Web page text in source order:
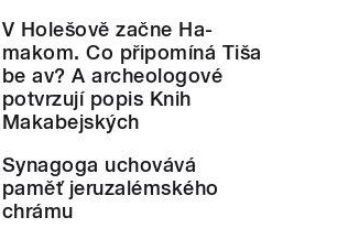
V Holešově začne Ha-
makom. Co připomíná Tiša
be av? A archeologové
potvrzují popis Knih
Makabejských
Synagoga uchovává
paměť jeruzalémského
chrámu